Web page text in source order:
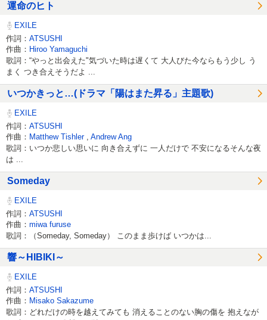
運命のヒト
EXILE
作詞： ATSUSHI
作曲： Hiroo Yamaguchi
歌詞：“やっと出会えた"気づいた時は遅くて 大人びた今ならもう少し う
まく つき合えそうだよ ...
いつかきっと…(ドラマ「陽はまた昇る」主題歌)
EXILE
作詞： ATSUSHI
作曲： Matthew Tishler Andrew Ang
歌詞：いつか悲しい思いに 向き合えずに 一人だけで 不安になるそんな夜
は ...
Someday
EXILE
作詞： ATSUSHI
作曲： miwa furuse
歌詞：（Someday, Someday） このまま歩けば いつかは...
響～HIBIKI～
EXILE
作詞： ATSUSHI
作曲： Misako Sakazume
歌詞：どれだけの時を越えてみても 消えることのない胸の傷を 抱えなが